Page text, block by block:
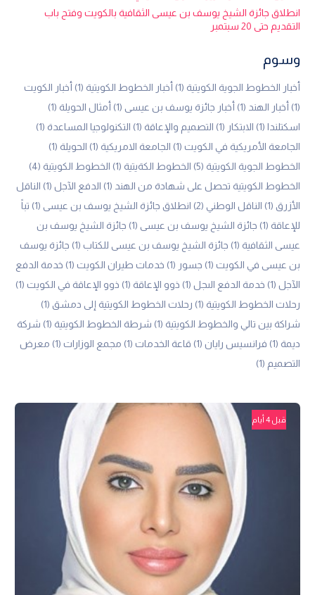
انطلاق جائزة الشيخ يوسف بن عيسى الثقافية بالكويت وفتح باب
التقديم حتى 20 سبتمبر
وسوم
أخبار الخطوط الجوية الكويتية (1) أخبار الخطوط الكويتية (1)
أخبار الكويت
(1)
أخبار الهند (1) أخبار جائزة يوسف بن عيسى (1) أمثال الحويلة (1)
اسكتلندا (1) الابتكار (1) التصميم والإعاقة (1) التكنولوجيا المساعدة (1)
الجامعة الأمريكية في الكويت (1) الجامعة الامريكية (1) الحويلة (1)
الخطوط الجوية الكويتية (5) الخطوط الكةيتية (1) الخطوط الكويتية (4)
الخطوط الكويتية تحصل على شهادة من الهند (1) الدفع الآجل (1)
الناقل
الأزرق (1) الناقل الوطني (2) انطلاق جائزة الشيخ يوسف بن عيسى (1)
تباً
للإعاقة (1) جائزة الشيخ يوسف بن عيسى (1)
جائزة الشيخ يوسف بن
عيسى الثقافية (1) جائزة الشيخ يوسف بن عيسى للكتاب (1)
جائزة يوسف
بن عيسى في الكويت (1) جسور (1) خدمات طيران الكويت (1)
خدمة الدفع
الآجل (1) خدمة الدفع الىجل (1) ذوو الإعاقة (1) ذوو الإعاقة في الكويت (1)
رحلات الخطوط الكويتية (1) رحلات الخطوط الكويتية إلى دمشق (1)
شراكة بين تالي والخطوط الكويتية (1) شرطة الخطوط الكويتية (1)
شركة
ديمة (1) فرانسيس رايان (1) قاعة الخدمات (1) مجمع الوزارات (1)
معرض
التصميم (1)
قبل 4 أيام